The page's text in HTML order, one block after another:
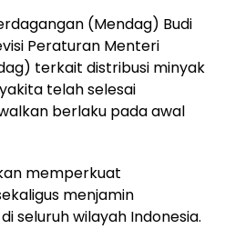
(Mendag) Budi
Peraturan Menteri
terkait distribusi minyak
telah selesai
berlaku pada awal
memperkuat
menjamin
seluruh wilayah Indonesia.